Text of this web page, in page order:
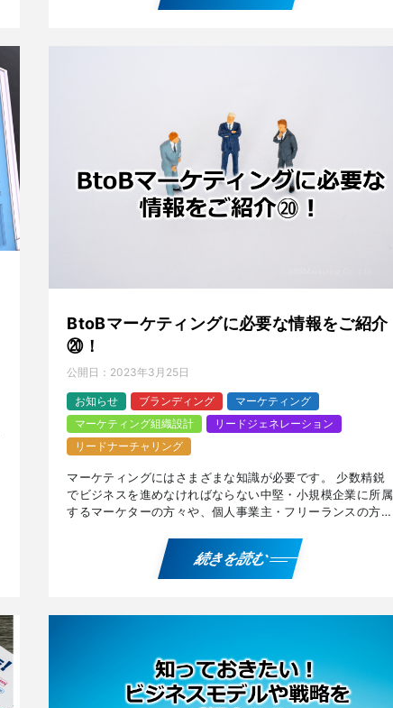
BtoBマーケティングに必要な情報をご紹介
⑳！
公開日： 2023年3月25日
お知らせ ブランディング
マーケティング
マーケティング組織設計
リードジェネレーション
リードナーチャリング
マーケティングにはさまざまな知識が必要です。 少数精鋭
でビジネスを進めなければならない中堅・小規模企業に所属
するマーケターの方々や、個人事業主・フリーランスの方々
続きを読む